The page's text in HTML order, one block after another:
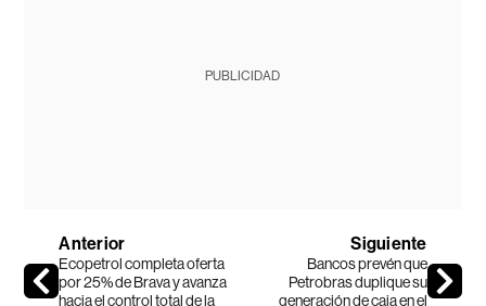
PUBLICIDAD
Anterior
Ecopetrol completa oferta
por 25% de Brava y avanza
hacia el control total de la
Siguiente
Bancos prevén que
Petrobras duplique su
generación de caja en el